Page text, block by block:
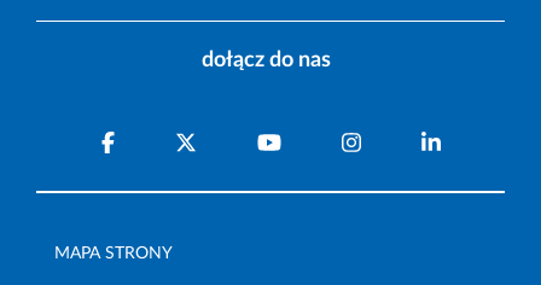
dołącz do nas
MAPA STRONY